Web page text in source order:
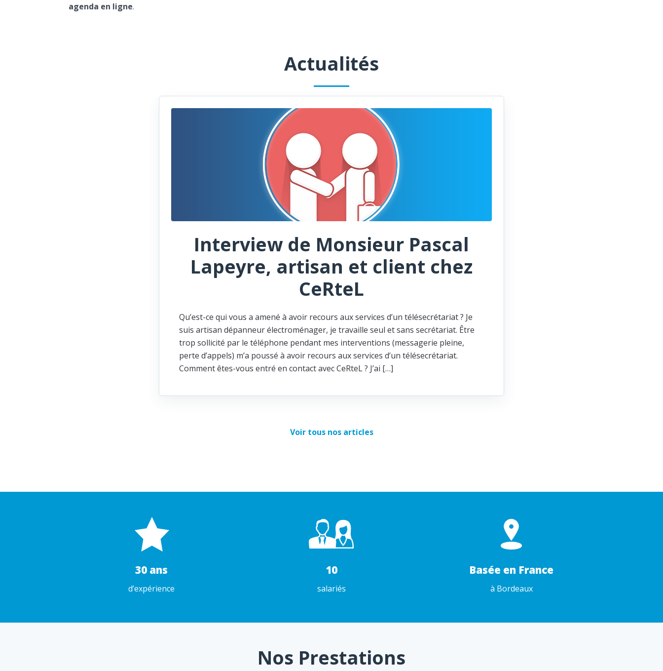
agenda en ligne.
Actualités
Interview de Monsieur Pascal
Lapeyre, artisan et client chez
CeRteL
Qu’est-ce qui vous a amené à avoir recours aux services d’un télésecrétariat ? Je
suis artisan dépanneur électroménager, je travaille seul et sans secrétariat. Être
trop sollicité par le téléphone pendant mes interventions (messagerie pleine,
perte d’appels) m’a poussé à avoir recours aux services d’un télésecrétariat.
Comment êtes-vous entré en contact avec CeRteL ? J’ai […]
Voir tous nos articles
30 ans
d’expérience
10
salariés
Basée en France
à Bordeaux
Nos Prestations